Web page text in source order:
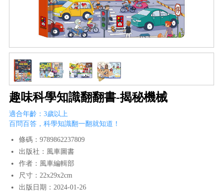
趣味科學知識翻翻書-揭秘機械
適合年齡：3歲以上
百問百答，科學知識翻一翻就知道！
條碼：9789862237809
出版社：風車圖書
作者：風車編輯部
尺寸：22x29x2cm
出版日期：2024-01-26